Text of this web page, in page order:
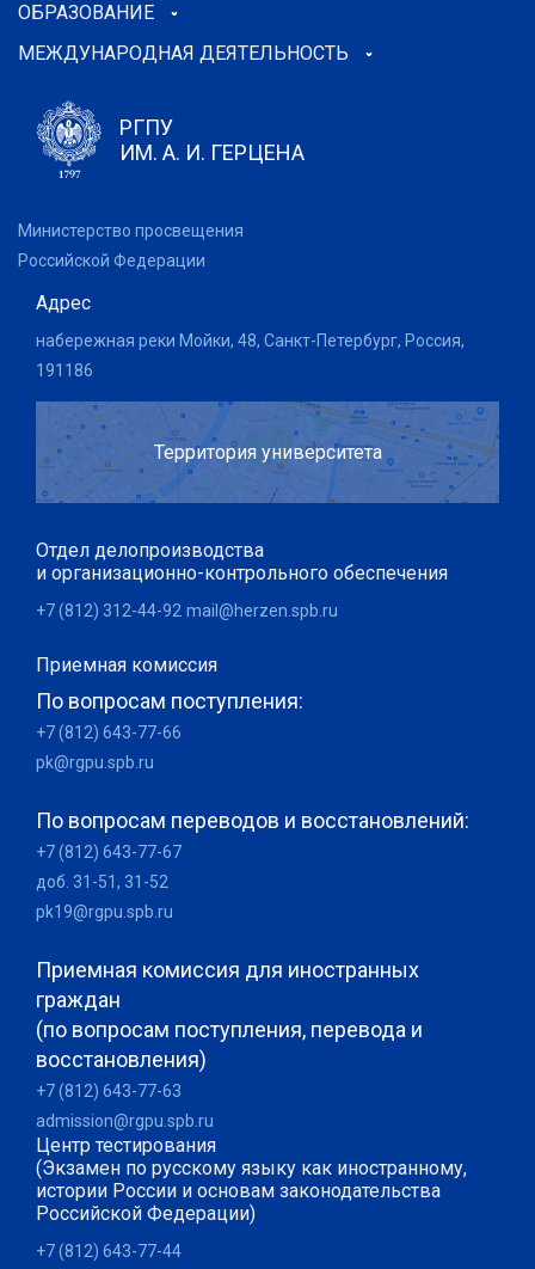
ОБРАЗОВАНИЕ
МЕЖДУНАРОДНАЯ ДЕЯТЕЛЬНОСТЬ
РГПУ
ИМ. А. И. ГЕРЦЕНА
Министерство просвещения
Российской Федерации
Адрес
набережная реки Мойки, 48, Санкт-Петербург, Россия,
191186
Территория университета
Отдел делопроизводства
и организационно-контрольного обеспечения
+7 (812) 312-44-92 mail@herzen.spb.ru
Приемная комиссия
По вопросам поступления:
+7 (812) 643-77-66
pk@rgpu.spb.ru
По вопросам переводов и восстановлений:
+7 (812) 643-77-67
доб. 31-51, 31-52
pk19@rgpu.spb.ru
Приемная комиссия для иностранных
граждан
(по вопросам поступления, перевода и
восстановления)
+7 (812) 643-77-63
admission@rgpu.spb.ru
Центр тестирования
(Экзамен по русскому языку как иностранному,
истории России и основам законодательства
Российской Федерации)
+7 (812) 643-77-44